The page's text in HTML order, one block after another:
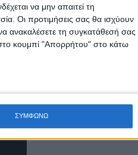
να μην απαιτεί τη
Οι προτιμήσεις σας θα ισχύουν
ανακαλέσετε τη συγκατάθεσή σας
κουμπί "Απορρήτου" στο κάτω
ΣΥΜΦΩΝΩ